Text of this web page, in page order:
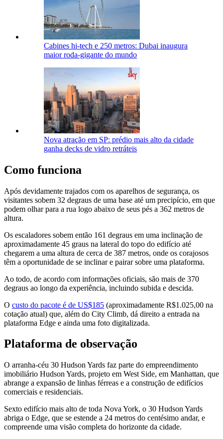
Cabines hi-tech e 250 metros: Dubai inaugura
maior roda-gigante do mundo
Nova atração em SP: prédio mais alto da cidade
ganha decks de vidro retráteis
Como funciona
Após devidamente trajados com os aparelhos de segurança, os
visitantes sobem 32 degraus de uma base até um precipício, em que
podem olhar para a rua logo abaixo de seus pés a 362 metros de
altura.
Os escaladores sobem então 161 degraus em uma inclinação de
aproximadamente 45 graus na lateral do topo do edifício até
chegarem a uma altura de cerca de 387 metros, onde os corajosos
têm a oportunidade de se inclinar e pairar sobre uma plataforma.
Ao todo, de acordo com informações oficiais, são mais de 370
degraus ao longo da experiência, incluindo subida e descida.
O custo do pacote é de US$185 (aproximadamente R$1.025,00 na
cotação atual) que, além do City Climb, dá direito a entrada na
plataforma Edge e ainda uma foto digitalizada.
Plataforma de observação
O arranha-céu 30 Hudson Yards faz parte do empreendimento
imobiliário Hudson Yards, projeto em West Side, em Manhattan, que
abrange a expansão de linhas férreas e a construção de edifícios
comerciais e residenciais.
Sexto edifício mais alto de toda Nova York, o 30 Hudson Yards
abriga o Edge, que se estende a 24 metros do centésimo andar, e
compreende uma visão completa do horizonte da cidade.